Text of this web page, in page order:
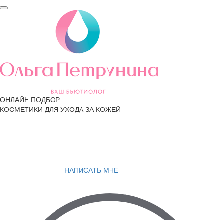
ОНЛАЙН ПОДБОР
КОСМЕТИКИ ДЛЯ УХОДА ЗА КОЖЕЙ
НАПИСАТЬ МНЕ